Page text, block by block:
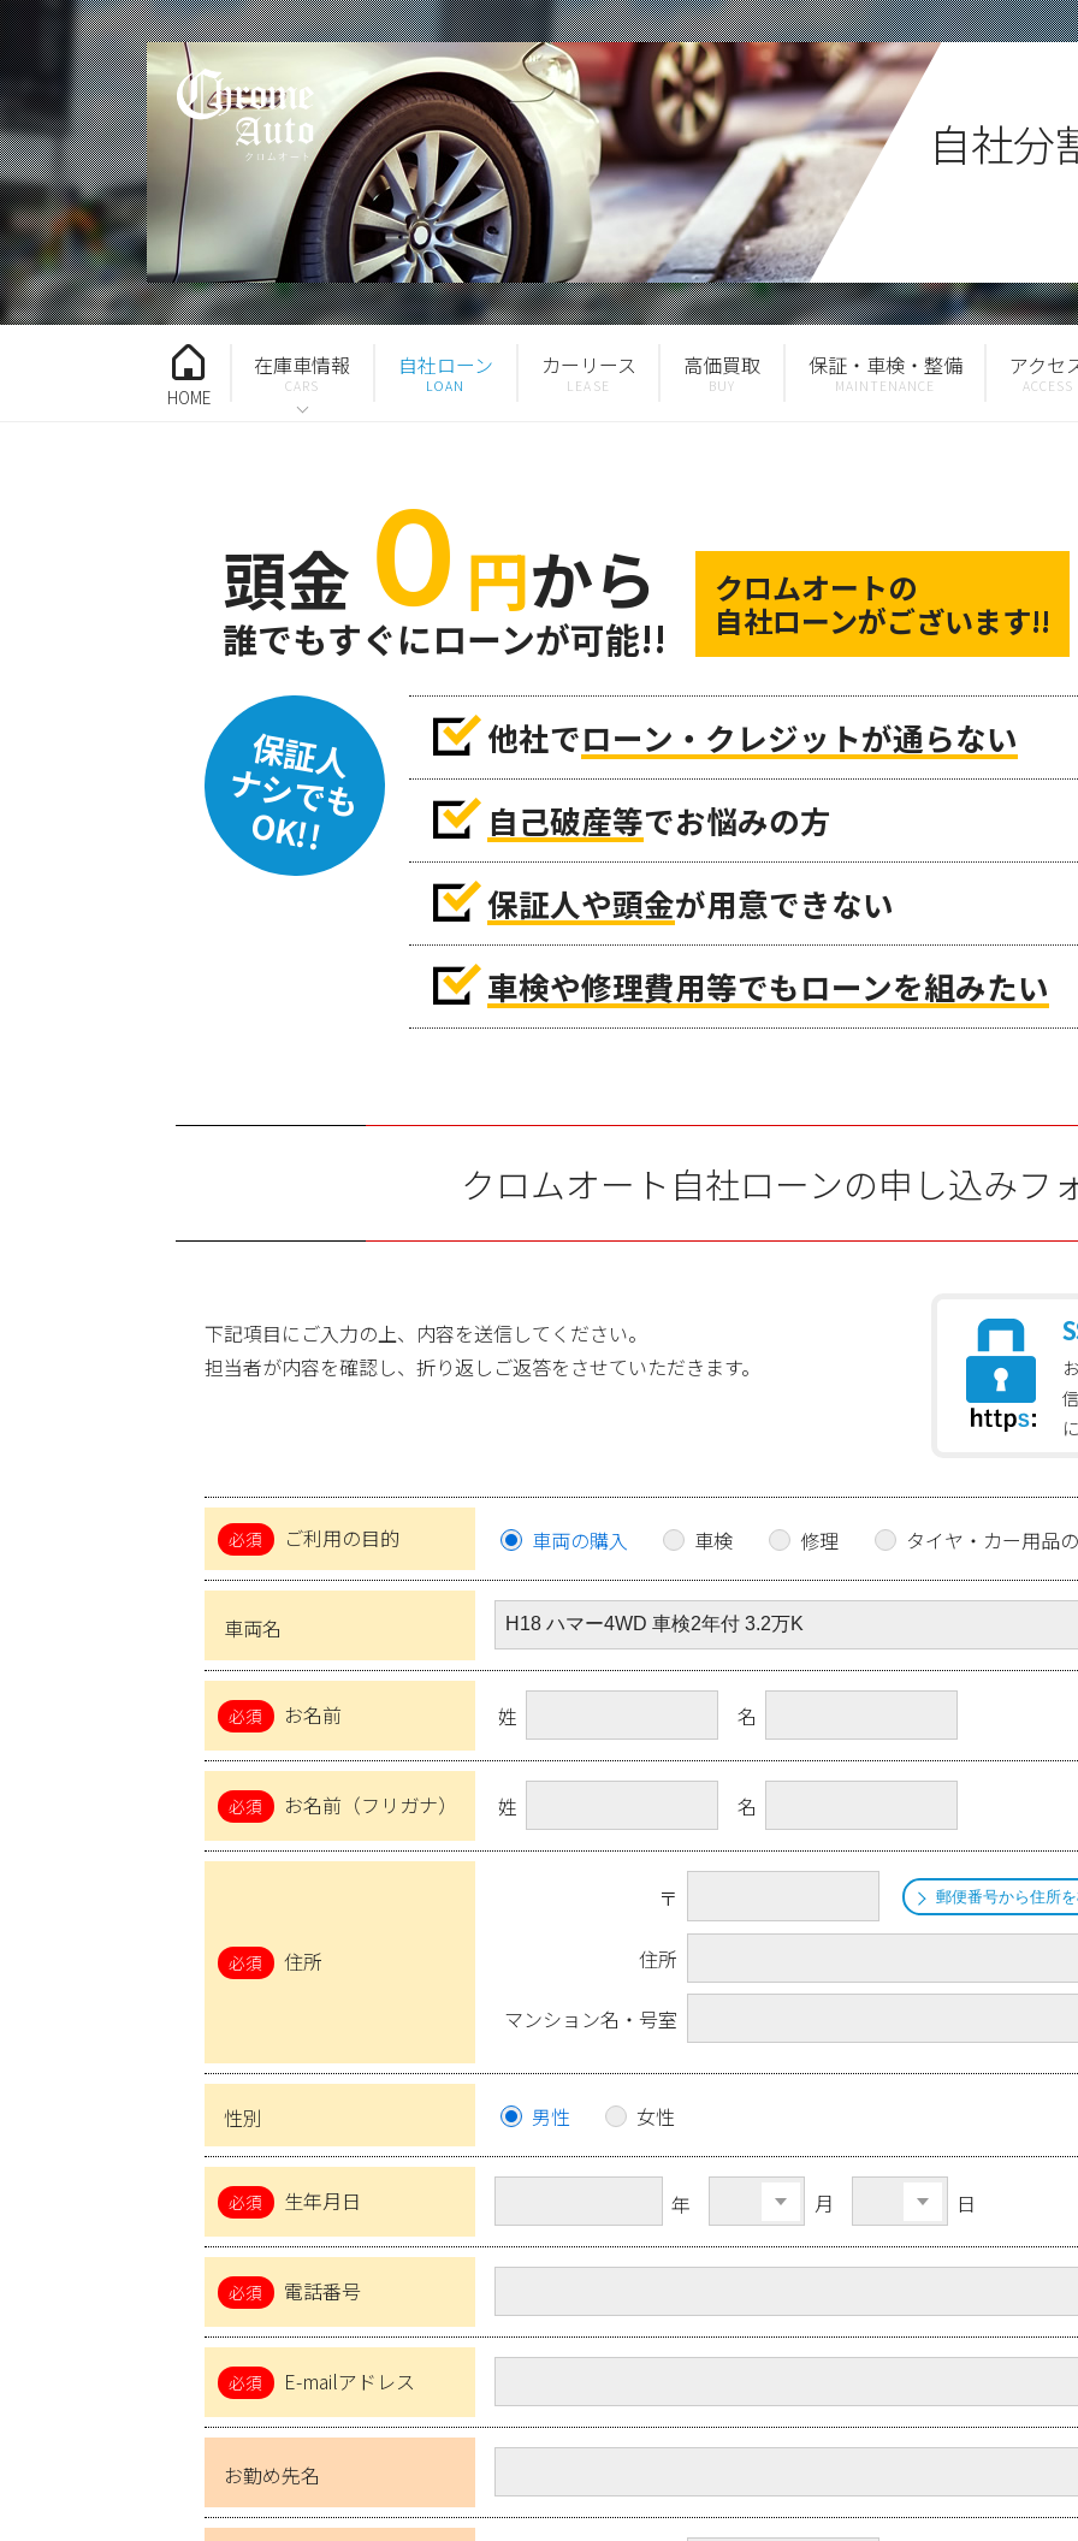
自社分
HOME
在庫車情報 自社ローン カーリース 高価買取 保証・車検・整備 アクセ
頭金 ０ 円から
誰でもすぐにローンが可能!!
クロムオートの
自社ローンがございます!!
保証人
ナシでも
OK!!
他社でローン・クレジットが通らない
自己破産等でお悩みの方
保証人や頭金が用意できない
車検や修理費用等でもローンを組みたい
クロムオート自社ローンの申し込みフ
下記項目にご入力の上、内容を送信してください。
担当者が内容を確認し、折り返しご返答をさせていただきます。
ご利用の目的 車両の購入 車検 修理 タイヤ・カー用品
車両名
お名前 姓 名
お名前（フリガナ） 姓 名
住所
〒 郵便番号から住所
住所
マンション名・号室
性別 男性 女性
生年月日 年 月 日
電話番号
E-mailアドレス
お勤め先名